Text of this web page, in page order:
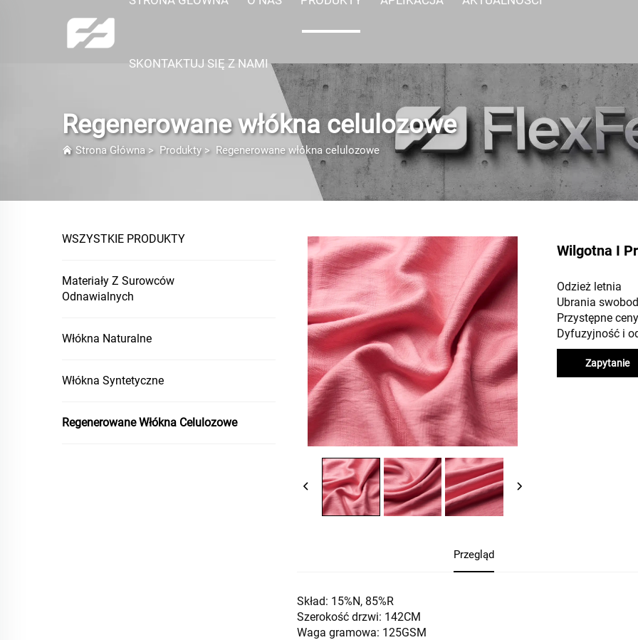
SKONTAKTUJ SIĘ Z NAMI
Regenerowane włókna celulozowe
Strona Główna> Produkty> Regenerowane włókna celulozowe
WSZYSTKIE PRODUKTY
Materiały Z Surowców
Odnawialnych
Włókna Naturalne
Włókna Syntetyczne
Regenerowane Włókna Celulozowe
Wilgotna I
Odzież letnia
Ubrania
Przystępne ceny
Dyfuzyjność i
Zapytanie
Przegląd
Skład: 15%N, 85%R
Szerokość drzwi: 142CM
Waga gramowa: 125GSM